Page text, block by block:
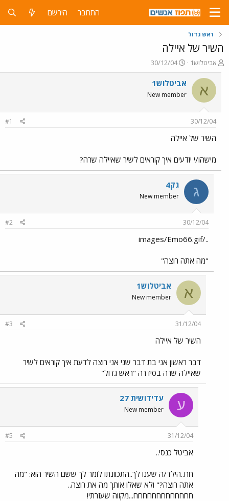
התחבר הירשם
ראש גדול
השיר של איילה
פ
ו
ת
ח
ה
ש
א
אביטלוש1
פ
ו
ר
ס
ם
ר
30/12/04
א אביטלוש1
New member
30/12/04
#1
השיר של איילה
מישהו/י יודעים איך קוראים לשיר שאיילה שרה?
ג גק4
New member
30/12/04
#2
../images/Emo66.gif
"מה אתה רוצה"
א אביטלוש1
New member
31/12/04
#3
השיר של איילה
דבר ראשון אני בת דבר שני אני רוצה לדעת איך קוראים לשיר
שאיילה שרה בסידרה "ראש גדול"
ע עדידושית 27
New member
31/12/04
#5
אביטל כנסי..
חח..הילד/ה שענו לך..התכוונתו לומר לך ששם השיר הוא: "מה
אתה רוצה?" ולא שאלו אותך מה את רוצה..
חחחחחחחחחחחחח...מקווה שעזרתי!